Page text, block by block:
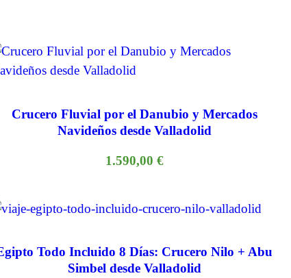
Crucero Fluvial por el Danubio y Mercados
Navideños desde Valladolid
1.590,00 €
Todo Incluido 8 Días: Crucero Nilo + Abu
Simbel desde Valladolid